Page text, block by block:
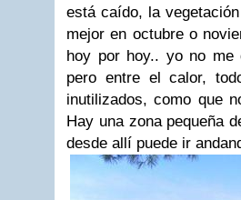
está caído, la
mejor en octubre o
hoy por hoy.. yo no me
pero entre el calor,
inutilizados, como que
Hay una zona pequeña
desde allí puede ir